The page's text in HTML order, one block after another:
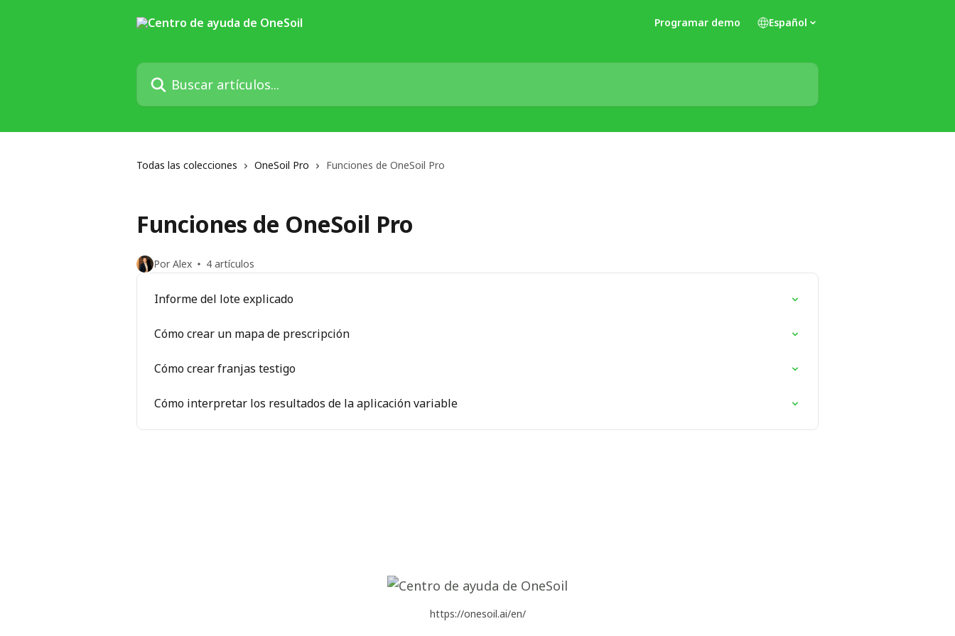
Programar demo Español
Buscar artículos...
Todas las colecciones OneSoil Pro Funciones de OneSoil Pro
Funciones de OneSoil Pro
Por Alex 4 artículos
Informe del lote explicado
Cómo crear un mapa de prescripción
Cómo crear franjas testigo
Cómo interpretar los resultados de la aplicación variable
https://onesoil.ai/en/